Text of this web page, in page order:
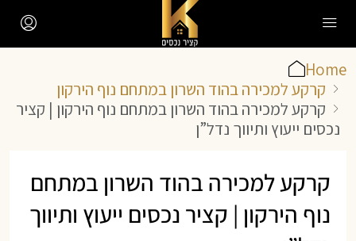
Home
קרקע למכירה בהוד השרון במתחם נוף הירקון
קרקע למכירה בהוד השרון במתחם נוף הירקון | קציר
נכסים ייעוץ ותיווך נדל”ן
קרקע למכירה בהוד השרון במתחם
נוף הירקון | קציר נכסים ייעוץ ותיווך